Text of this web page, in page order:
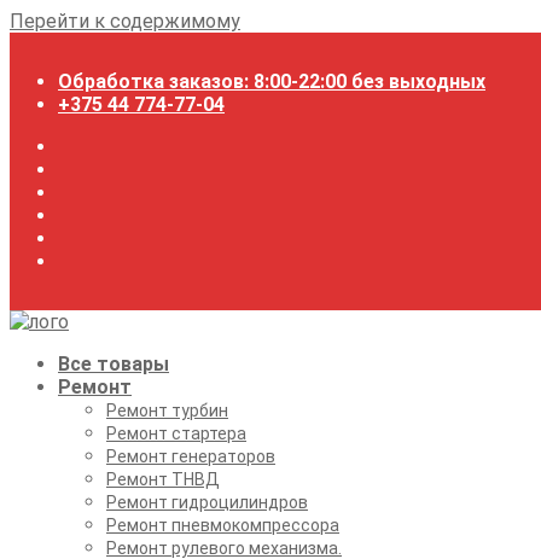
Перейти к содержимому
Обработка заказов: 8:00-22:00 без выходных
+375 44 774-77-04
Все товары
Ремонт
Ремонт турбин
Ремонт стартера
Ремонт генераторов
Ремонт ТНВД
Ремонт гидроцилиндров
Ремонт пневмокомпрессора
Ремонт рулевого механизма.